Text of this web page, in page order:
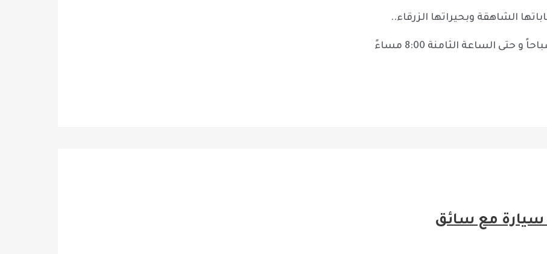
الشاهقة وبحيراتها الزرقاء..
سيارة مع سائق